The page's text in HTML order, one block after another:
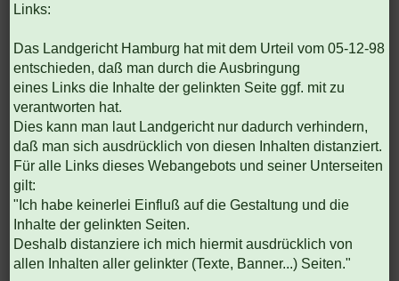
Links:
Das Landgericht Hamburg hat mit dem Urteil vom 05-12-98
entschieden, daß man durch die Ausbringung
eines Links die Inhalte der gelinkten Seite ggf. mit zu
verantworten hat.
Dies kann man laut Landgericht nur dadurch verhindern,
daß man sich ausdrücklich von diesen Inhalten distanziert.
Für alle Links dieses Webangebots und seiner Unterseiten
gilt:
"Ich habe keinerlei Einfluß auf die Gestaltung und die
Inhalte der gelinkten Seiten.
Deshalb distanziere ich mich hiermit ausdrücklich von
allen Inhalten aller gelinkter (Texte, Banner...) Seiten."